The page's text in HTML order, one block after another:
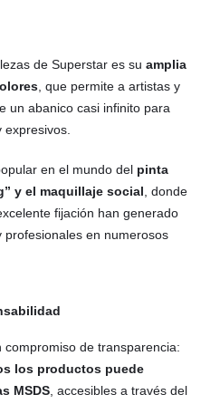
de Superstar es su amplia
, que permite a artistas y
un abanico casi infinito para
en el mundo del pinta
y el maquillaje social, donde
fijación han generado
profesionales en numerosos
de transparencia:
los productos puede
MSDS, accesibles a través del